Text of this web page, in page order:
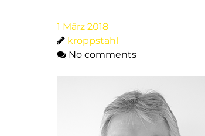
1 März 2018
kroppstahl
No comments